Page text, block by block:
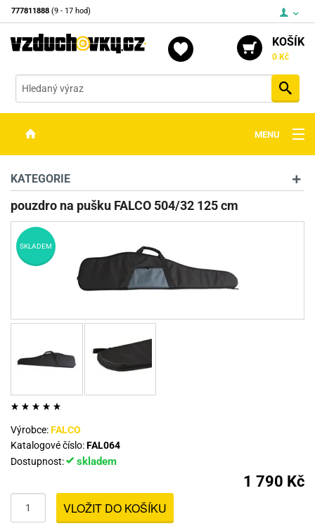
777811888 (9 - 17 hod)
KOŠÍK
0 Kč
MENU
OPTIKA
STŘELIVO
PŘÍSLUŠENSTVÍ
DETEKTORY KOVŮ
KATEGORIE
pouzdro na pušku FALCO 504/32 125 cm
SKLADEM
Výrobce:FALCO
Katalogové číslo:FAL064
Dostupnost:
skladem
1 790 Kč
VLOŽIT DO KOŠÍKU